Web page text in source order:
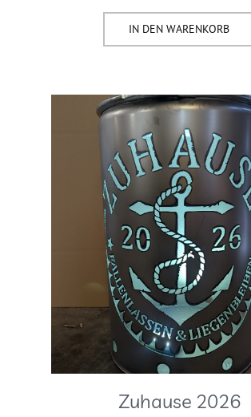
IN DEN WARENKORB​
Zuhause 2026